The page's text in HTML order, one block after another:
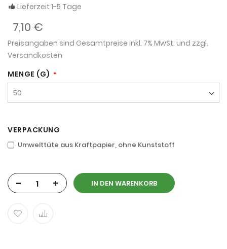
Lieferzeit 1-5 Tage
7,10 €
Preisangaben sind Gesamtpreise inkl. 7% MwSt. und zzgl.
Versandkosten
MENGE (G)
VERPACKUNG
Umwelttüte aus Kraftpapier, ohne Kunststoff
- + IN DEN WARENKORB